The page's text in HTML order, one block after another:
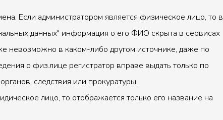
Если администратором является физическое лицо, то в
данных" информация о его ФИО скрыта в сервисах
невозможно в каком-либо другом источнике, даже по
о физ.лице регистратор вправе выдать только по
следствия или прокуратуры.
лицо, то отображается только его название на